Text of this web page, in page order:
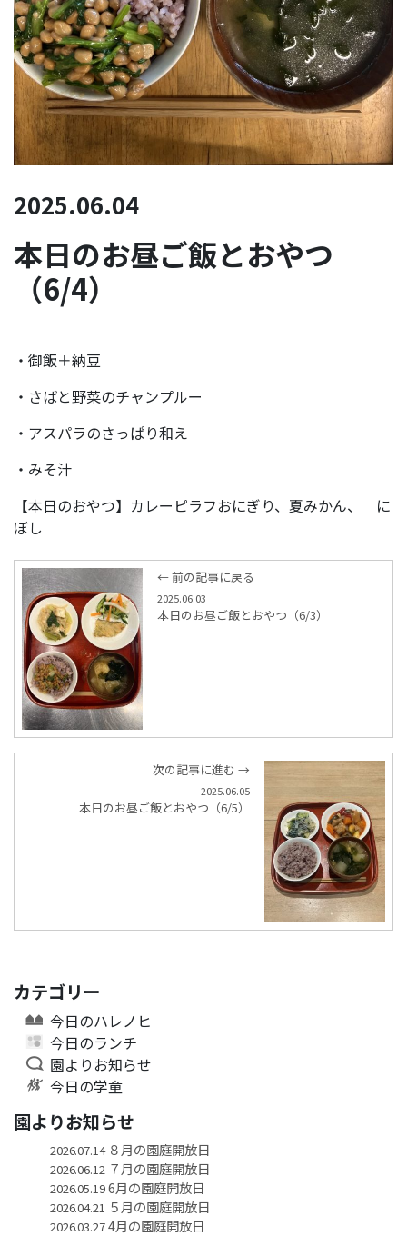
2025.06.04
本日のお昼ご飯とおやつ
（6/4）
・御飯＋納豆
・さばと野菜のチャンプルー
・アスパラのさっぱり和え
・みそ汁
【本日のおやつ】カレーピラフおにぎり、夏みかん、 に
ぼし
← 前の記事に戻る
2025.06.03
本日のお昼ご飯とおやつ（6/3）
次の記事に進む →
2025.06.05
本日のお昼ご飯とおやつ（6/5）
カテゴリー
今日のハレノヒ
今日のランチ
園よりお知らせ
今日の学童
園よりお知らせ
2026.07.14８月の園庭開放日
2026.06.12 ７月の園庭開放日
2026.05.196月の園庭開放日
2026.04.21 ５月の園庭開放日
2026.03.274月の園庭開放日